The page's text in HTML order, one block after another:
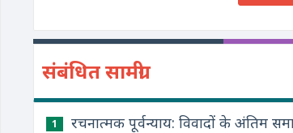
संबंधित सामग्री
1 रचनात्मक पूर्वन्याय: विवादों के अंतिम